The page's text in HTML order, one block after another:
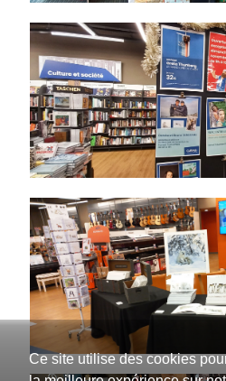
Ce site utilise des cookies